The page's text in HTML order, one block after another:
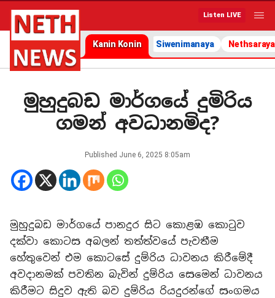
Listen LIVE
Kanin Konin Siwenimanaya Nethsaraya
මුහුදුබඩ මාර්ගයේ දුමිරිය
ගමන් අවධානමිද?
Published June 6, 2025 8:05am
මුහුදුබඩ මාර්ගයේ පානදුර සිට කොළඹ කොටුව
දක්වා කොටස අබලන් තත්ත්වයේ පැවතීම
හේතුවෙන් එම කොටසේ දුම්රිය ධාවනය කිරීමේදී
අවදානමක් පවතින බැවින් දුම්රිය සෙමෙන් ධාවනය
කිරීමට සිදුව ඇති බව දුම්රිය රියදුරන්ගේ සංගමය